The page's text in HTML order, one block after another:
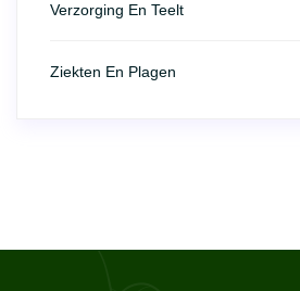
Verzorging En Teelt
Ziekten En Plagen